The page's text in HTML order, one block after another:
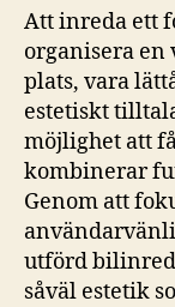
Att inreda ett
organisera en
plats, vara
estetiskt
möjlighet att
kombinerar
Genom att
utförd
såväl estetik